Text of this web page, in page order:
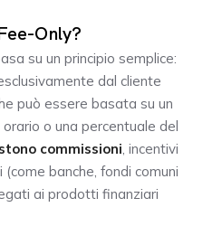
Only?
su un principio semplice:
dal cliente
può essere basata su un
o una percentuale del
commissioni , incentivi
banche, fondi comuni
ai prodotti finanziari